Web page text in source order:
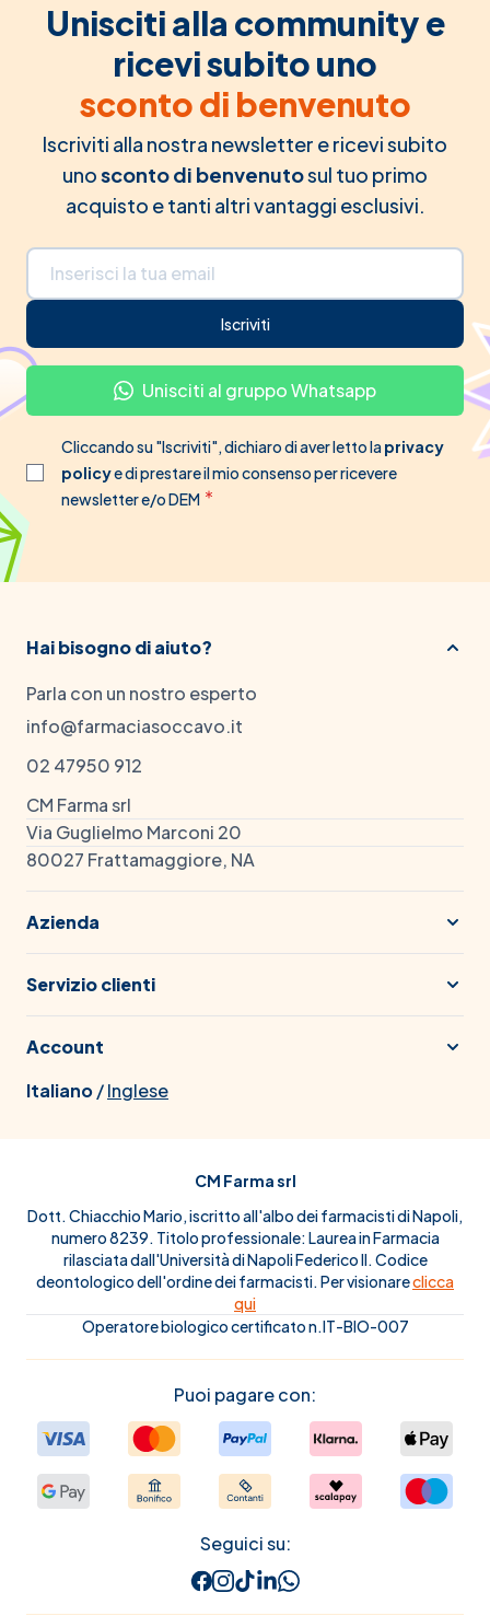
Unisciti alla community e
ricevi subito uno
sconto di benvenuto
Iscriviti alla nostra newsletter e ricevi subito
unosconto di benvenutosul tuo primo
acquisto e tanti altri vantaggi esclusivi.
Indirizzo email
Iscriviti
Unisciti al gruppo Whatsapp
Cliccando su "Iscriviti", dichiaro di aver letto laprivacy
policye di prestare il mio consenso per ricevere
newsletter e/o DEM
Hai bisogno di aiuto?
Parla con un nostro esperto
info@farmaciasoccavo.it
02 47950 912
CM Farma srl
Via Guglielmo Marconi 20
80027 Frattamaggiore, NA
Azienda
Servizio clienti
Account
Italiano/Inglese
CM Farma srl
Dott. Chiacchio Mario, iscritto all'albo dei farmacisti di Napoli,
numero 8239. Titolo professionale: Laurea in Farmacia
rilasciata dall'Università di Napoli Federico II. Codice
deontologico dell'ordine dei farmacisti. Per visionareclicca
qui
Operatore biologico certificato n.IT-BIO-007
Puoi pagare con:
Seguici su: